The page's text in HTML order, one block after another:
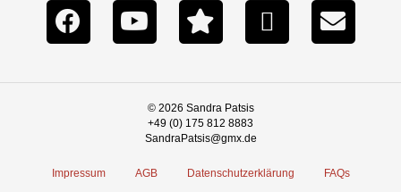
© 2026 Sandra Patsis
+49 (0) 175 812 8883
SandraPatsis@gmx.de
Impressum AGB Datenschutzerklärung FAQs